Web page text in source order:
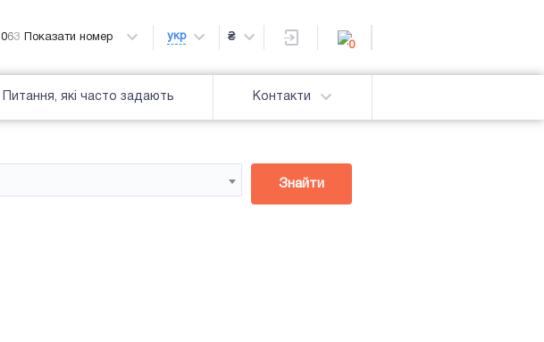
063 Показати номер укр ₴
0
Питання, які часто задають Контакти
Знайти